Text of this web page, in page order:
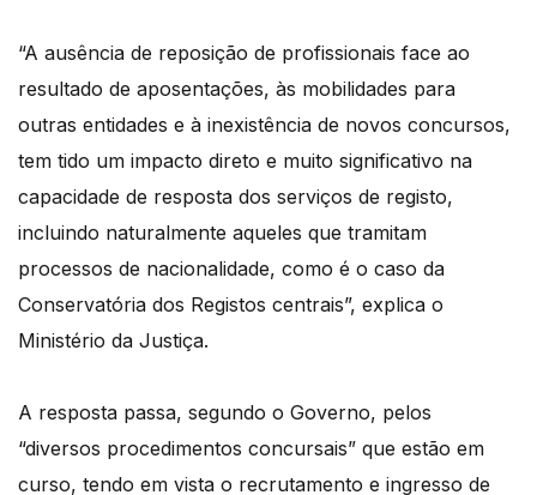
“A ausência de reposição de profissionais face ao
resultado de aposentações, às mobilidades para
outras entidades e à inexistência de novos concursos,
tem tido um impacto direto e muito significativo na
capacidade de resposta dos serviços de registo,
incluindo naturalmente aqueles que tramitam
processos de nacionalidade, como é o caso da
Conservatória dos Registos centrais”, explica o
Ministério da Justiça.
A resposta passa, segundo o Governo, pelos
“diversos procedimentos concursais” que estão em
curso, tendo em vista o recrutamento e ingresso de